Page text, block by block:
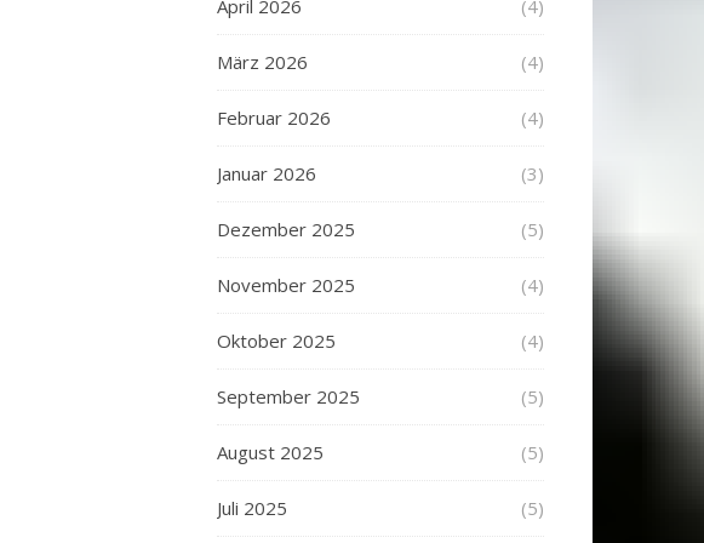
April 2026 (4)
März 2026 (4)
Februar 2026 (4)
Januar 2026 (3)
Dezember 2025 (5)
November 2025 (4)
Oktober 2025 (4)
September 2025 (5)
August 2025 (5)
Juli 2025 (5)